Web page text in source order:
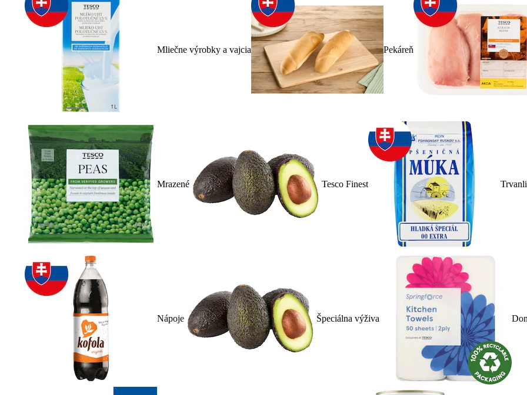
Mliečne výrobky a vajcia Pekáreň
Mrazené Tesco Finest
Nápoje Špeciálna výživa